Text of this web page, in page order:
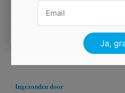
Ingezonden door